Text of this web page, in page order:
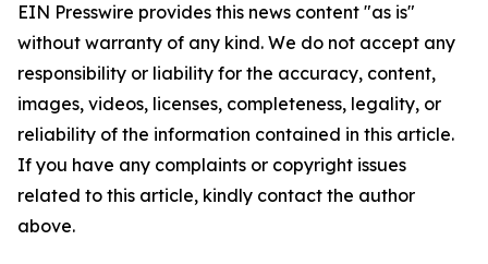
EIN Presswire provides this news content "as is"
without warranty of any kind. We do not accept any
responsibility or liability for the accuracy, content,
images, videos, licenses, completeness, legality, or
reliability of the information contained in this article.
If you have any complaints or copyright issues
related to this article, kindly contact the author
above.